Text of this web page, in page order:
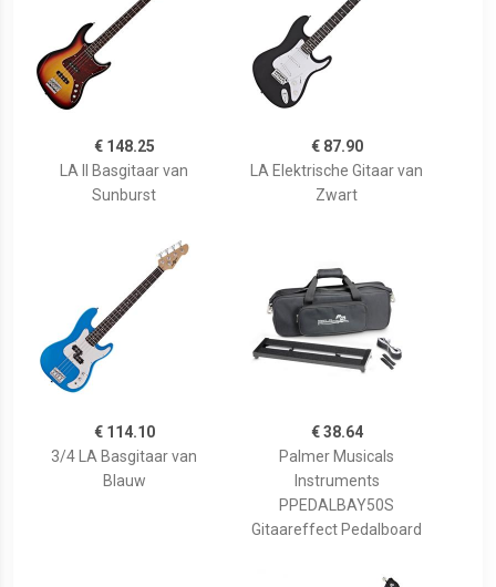
€ 148.25
LA II Basgitaar van
Sunburst
€ 87.90
LA Elektrische Gitaar van
Zwart
€ 114.10
3/4 LA Basgitaar van
Blauw
€ 38.64
Palmer Musicals
Instruments
PPEDALBAY50S
Gitaareffect Pedalboard